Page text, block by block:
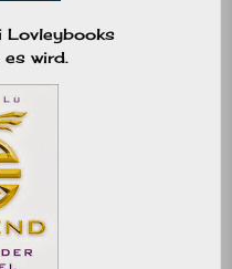
Lovleybooks
wird.